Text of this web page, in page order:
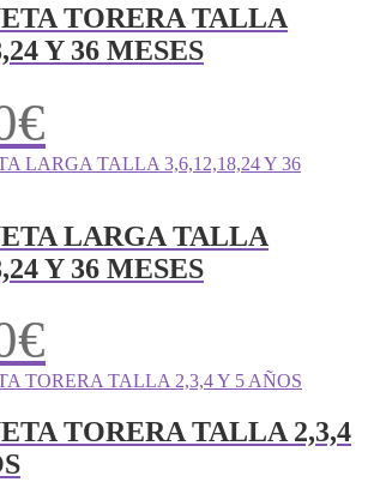
TORERA TALLA
Y 36 MESES
€
LARGA TALLA
Y 36 MESES
€
TORERA TALLA 2,3,4